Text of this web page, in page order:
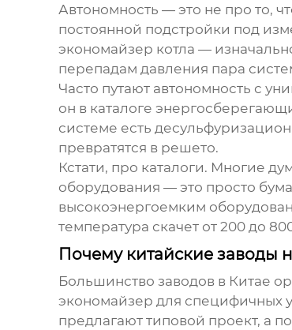
Автономность — это не про то,
постоянной подстройки под
экономайзер котла —
перепадам давления пара
Часто путают автономность с
он в каталоге
системе есть
превратятся в решето.
Кстати, про каталоги. Многие
оборудования — это просто
высокоэнергоемким
температура скачет от 200 до
Почему китайские заводы
Большинство заводов в Китае
экономайзер для специфичных
предлагают типовой проект, а